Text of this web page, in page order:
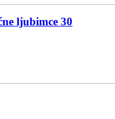
ljubimce 30